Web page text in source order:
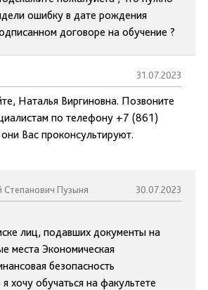
ошибку в дате рождения
договоре на обучение ?
31.07.2023
Наталья Виргиновна. Позвоните
по телефону +7 (861)
Вас проконсультируют.
Степанович Пузыня 30.07.2023
лиц, подавших документы на
места Экономическая
безопасность
хочу обучаться на факультете